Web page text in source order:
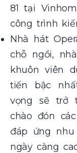
81 tại
công trình
Nhà hát
chỗ ngồi,
khuôn viên
tiến bậc
vọng sẽ trở
chào đón
đáp ứng
ngày càng